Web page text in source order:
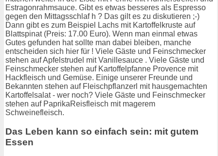
Estragonrahmsauce. Gibt es etwas besseres als Espresso
gegen den Mittagsschlaf h ? Das gilt es zu diskutieren ;-)
Dann gibt es zum Beispiel Lachs mit Kartoffelkruste auf
Blattspinat (Preis: 17.00 Euro). Wenn man einmal etwas
Gutes gefunden hat sollte man dabei bleiben, manche
entscheiden sich hier für ! Viele Gäste und Feinschmecker
stehen auf Apfelstrudel mit Vanillesauce . Viele Gäste und
Feinschmecker stehen auf Kartoffelpfanne Provence mit
Hackfleisch und Gemüse. Einige unserer Freunde und
Bekannten stehen auf Fleischpflanzerl mit hausgemachten
Kartoffelsalat - wer noch? Viele Gäste und Feinschmecker
stehen auf PaprikaReisfleisch mit magerem
Schweinefleisch.
Das Leben kann so einfach sein: mit gutem
Essen